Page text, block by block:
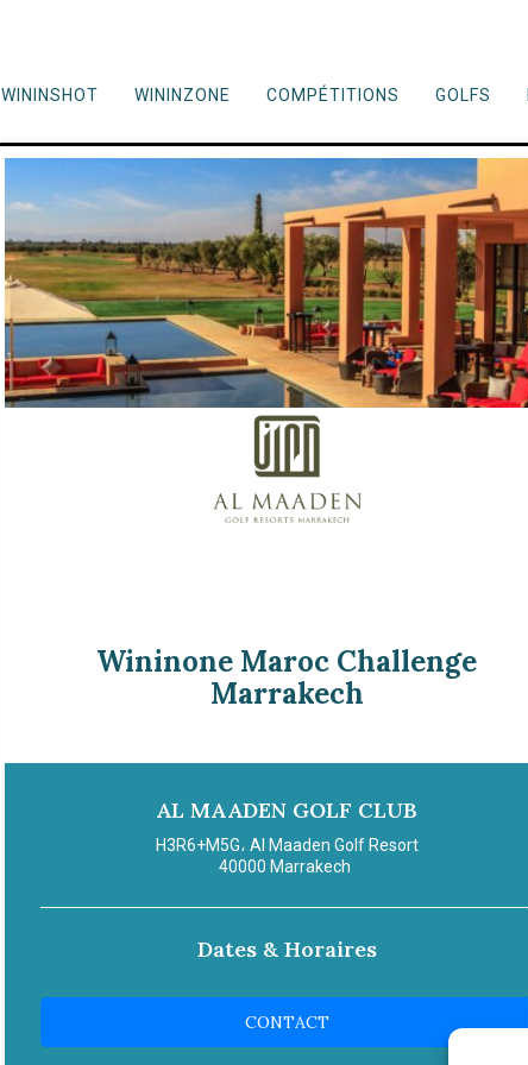
WININSHOT WININZONE COMPÉTITIONS GOLFS
Wininone Maroc Challenge
Marrakech
AL MAADEN GOLF CLUB
H3R6+M5G، Al Maaden Golf Resort
40000 Marrakech
Dates & Horaires
CONTACT